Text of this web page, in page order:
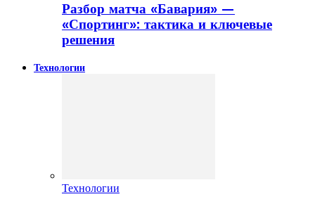
Разбор матча «Бавария» —
«Спортинг»: тактика и ключевые
решения
Технологии
Технологии